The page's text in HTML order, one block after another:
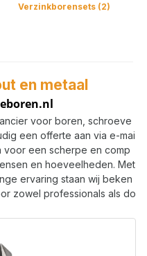
Verzinkborensets (2)
en metaal
voor boren, schroeve
een offerte aan via e-mai
voor een scherpe en comp
en hoeveelheden. Met
ervaring staan wij beken
zowel professionals als do